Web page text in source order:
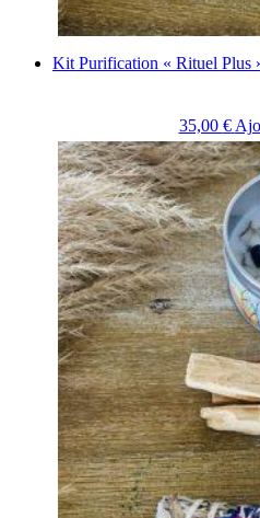
Kit Purification « Rituel Plus
35,00 €